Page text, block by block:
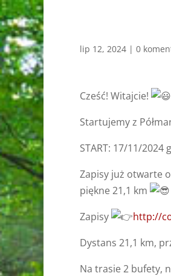
lip 12, 2024 | 0
Cześć! Witajcie!
Startujemy z
START: 17/11/2024
Zapisy już otwarte
piękne 21,1 km
Zapisy
http://
Dystans 21,1 km,
Na trasie 2 bufety,